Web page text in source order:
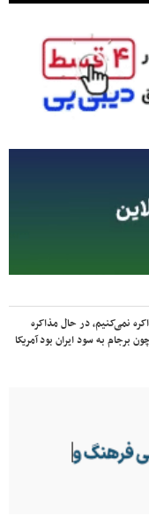
نمی‌کنیم، در حال مذاکره
برجام به سود ایران بود آمریکا